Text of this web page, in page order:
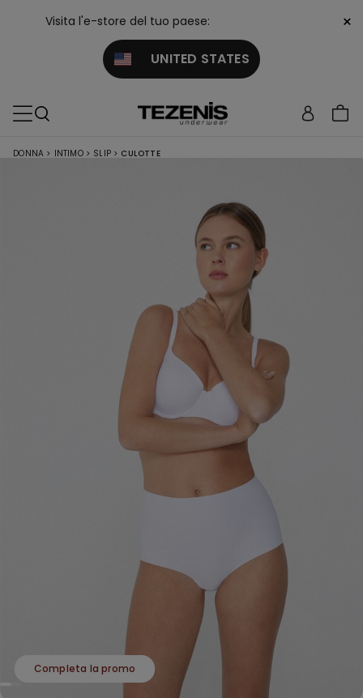
Visita l'e-store del tuo paese:
UNITED STATES
×
DONNA > INTIMO > SLIP > CULOTTE
Completa la promo